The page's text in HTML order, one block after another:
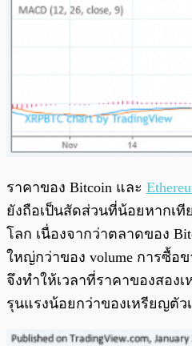
ราคาของ Bitcoin และ
ยังถือเป็นสัดส่วนที่น้อยหากเ
โลก เนื่องจากว่าตลาดของ
ใหญ่กว่าของ volume การซื้อ
จึงทำให้เวลาที่ราคาของสอง
รุนแรงน้อยกว่าของเหรียญตัว